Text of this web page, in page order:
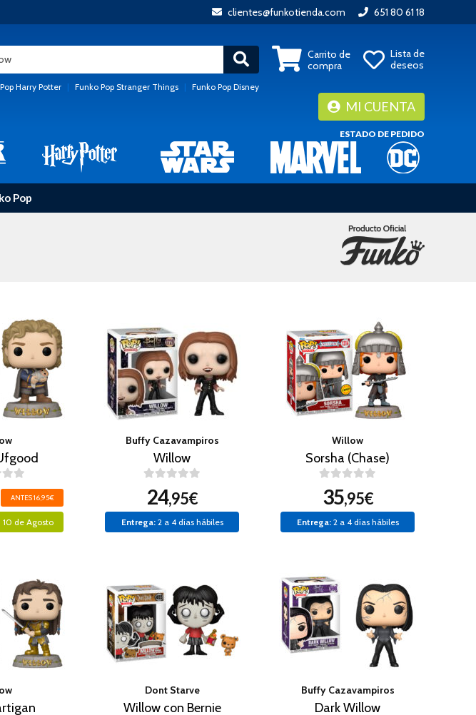
clientes@funkotienda.com 651 80 61 18
Harry Potter | Funko Pop Stranger Things | Funko Pop Disney
Carrito de
compra
Lista de
deseos
MI CUENTA
ESTADO DE PEDIDO
Pop
ANTES 16,95€
10 de Agosto
Buffy Cazavampiros
Willow
24,95€
Entrega:2 a 4 días hábiles
Willow
Sorsha (Chase)
35,95€
Entrega:2 a 4 días hábiles
Dont Starve
Willow con Bernie
Buffy Cazavampiros
Dark Willow